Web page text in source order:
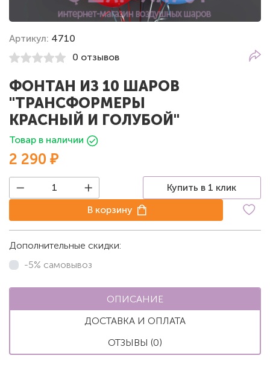
Артикул: 4710
0 отзывов
ФОНТАН ИЗ 10 ШАРОВ
"ТРАНСФОРМЕРЫ
КРАСНЫЙ И ГОЛУБОЙ"
Товар в наличии
2 290 ₽
Купить в 1 клик
В корзину
Дополнительные скидки:
-5% самовывоз
ОПИСАНИЕ
ДОСТАВКА И ОПЛАТА
ОТЗЫВЫ (0)